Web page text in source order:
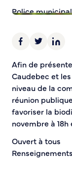
Afin de
Caudebec et
niveau de la
réunion
favoriser la
novembre à 18h
Ouvert à tous
Police
Vidéoprotection
Horaires pour
Infos
Plan de Ville
Numéros
Location de salles
Annuaire des